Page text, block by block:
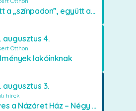
Együtt a „színpadon”, együtt az élményekért 🎭✨
augusztus 4.
Otthon
lakóinknak
augusztus 3.
hírek
40 éves a Názáret Ház – Négy évtized szeretetben és gondoskodásban